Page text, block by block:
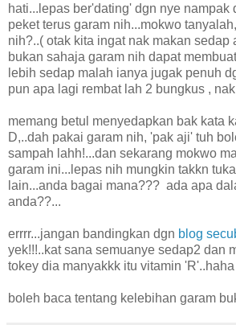
hati...lepas ber'dating' dgn nye nampak
peket terus garam nih...mokwo
nih?..( otak kita ingat nak makan sedap
bukan sahaja garam nih dapat
lebih sedap malah ianya jugak penuh
pun apa lagi rembat lah 2 bungkus ,
memang betul menyedapkan bak kata
D,..dah pakai garam nih, 'pak aji' tuh
sampah lahh!...dan sekarang mokwo
garam ini...lepas nih mungkin takkn
lain...anda bagai mana??? ada apa
anda??...
errrr...jangan bandingkan dgn blog
yek!!!..kat sana semuanye sedap2 dan
tokey dia manyakkk itu vitamin 'R'..haha
boleh baca tentang kelebihan garam